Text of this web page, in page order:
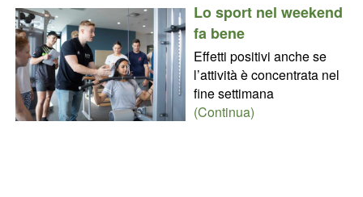
Lo sport nel weekend
fa bene
Effetti positivi anche se
l’attività è concentrata nel
fine settimana
(Continua)